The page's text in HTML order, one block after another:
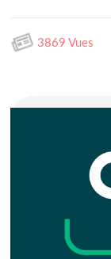
3869 Vues